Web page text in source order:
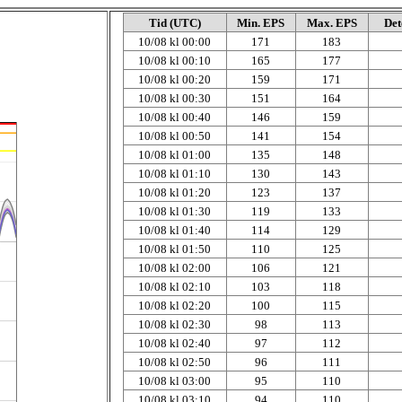
Tid (UTC) Min. EPS Max. EPS
10/08 kl 00:00
171
183
10/08 kl 00:10
165
177
10/08 kl 00:20
159
171
10/08 kl 00:30
151
164
10/08 kl 00:40
146
159
10/08 kl 00:50
141
154
10/08 kl 01:00
135
148
10/08 kl 01:10
130
143
10/08 kl 01:20
123
137
10/08 kl 01:30
119
133
10/08 kl 01:40
114
129
10/08 kl 01:50
110
125
10/08 kl 02:00
106
121
10/08 kl 02:10
103
118
10/08 kl 02:20
100
115
10/08 kl 02:30
98
113
10/08 kl 02:40
97
112
10/08 kl 02:50
96
111
10/08 kl 03:00
95
110